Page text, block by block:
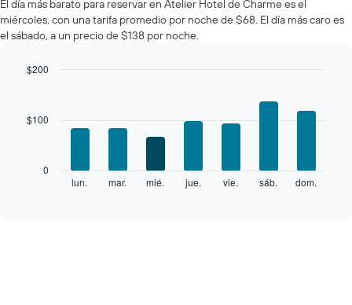
El día más barato para reservar en Atelier Hotel de Charme es el
miércoles, con una tarifa promedio por noche de $68. El día más caro es
el sábado, a un precio de $138 por noche.
lun. mar. mié. jue. vie. sáb. dom.
0
$100
$200